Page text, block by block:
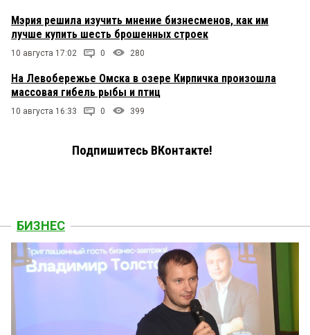
Мэрия решила изучить мнение бизнесменов, как им
лучше купить шесть брошенных строек
10 августа 17:02 0 280
На Левобережье Омска в озере Кирпичка произошла
массовая гибель рыбы и птиц
10 августа 16:33 0 399
Подпишитесь ВКонтакте!
БИЗНЕС